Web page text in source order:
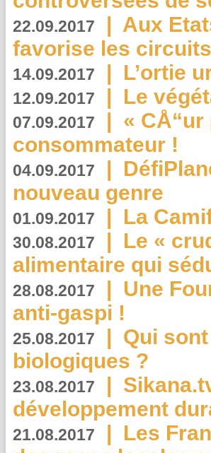
22.09.2017 | Aux
favorise les
14.09.2017 | L’ortie
12.09.2017 | Le
07.09.2017 | «
consommateur !
04.09.2017 |
nouveau genre
01.09.2017 | La
30.08.2017 | Le «
alimentaire qui
28.08.2017 | Une
anti-gaspi !
25.08.2017 | Qui
biologiques ?
23.08.2017 |
développement
21.08.2017 | Les